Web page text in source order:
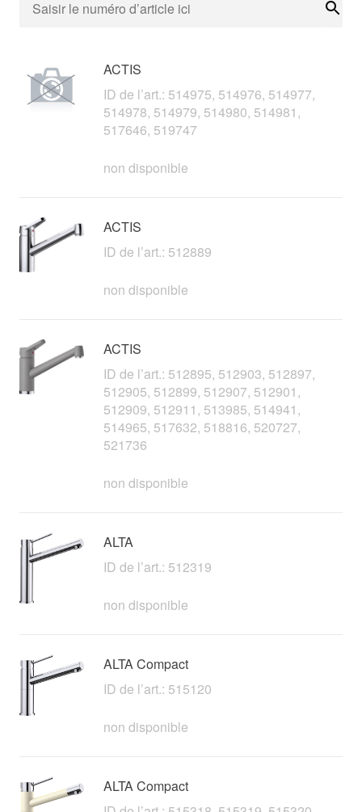
ACTIS
ID de l’art.: 514975, 514976, 514977,
514978, 514979, 514980, 514981,
517646, 519747
non disponible
ACTIS
ID de l’art.: 512889
non disponible
ACTIS
ID de l’art.: 512895, 512903, 512897,
512905, 512899, 512907, 512901,
512909, 512911, 513985, 514941,
514965, 517632, 518816, 520727,
521736
non disponible
ALTA
ID de l’art.: 512319
non disponible
ALTA Compact
ID de l’art.: 515120
non disponible
ALTA Compact